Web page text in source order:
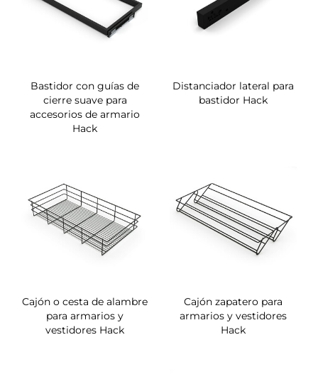
Bastidor con guías de
cierre suave para
accesorios de armario
Hack
Distanciador lateral para
bastidor Hack
Cajón o cesta de alambre
para armarios y
vestidores Hack
Cajón zapatero para
armarios y vestidores
Hack